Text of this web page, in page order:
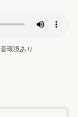
環境あり